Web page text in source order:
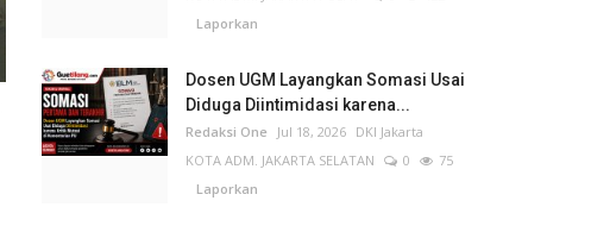
Laporkan
Dosen UGM Layangkan Somasi Usai
Diduga Diintimidasi karena...
Redaksi One Jul 18, 2026 DKI Jakarta
KOTA ADM. JAKARTA SELATAN
0
75
Laporkan